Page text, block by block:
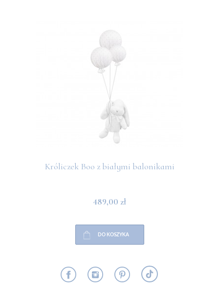
Króliczek Boo z białymi balonikami
489,00 zł
DO KOSZYKA